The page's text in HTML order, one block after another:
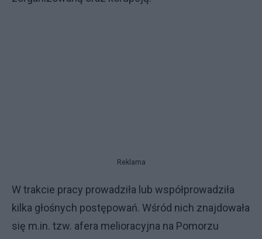
Reklama
W trakcie pracy prowadziła lub współprowadziła
kilka głośnych postępowań. Wśród nich znajdowała
się m.in. tzw. afera melioracyjna na Pomorzu